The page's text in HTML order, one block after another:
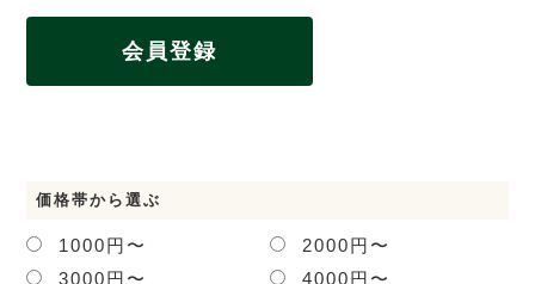
会員登録
価格帯から選ぶ
1000円〜
2000円〜
3000円〜
4000円〜